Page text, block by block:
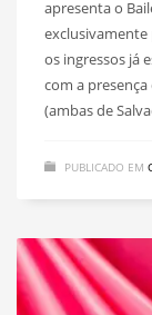
apresenta o
exclusivamente
os ingressos já
com a presença
(ambas de
PUBLICADO EM